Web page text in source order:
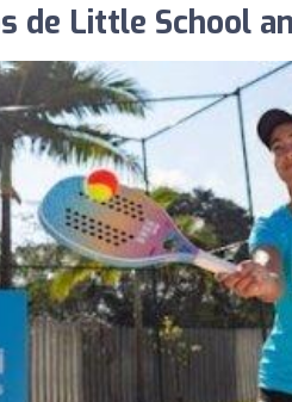
de Little School